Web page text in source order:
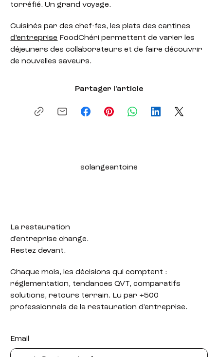
torréfié. Un grand voyage.
Cuisinés par des chef·fes, les plats descantines
d’entreprise FoodChéri permettent de varier les
déjeuners des collaborateurs et de faire découvrir
de nouvelles saveurs.
Partager l'article
solangeantoine
La restauration
d'entreprise change.
Restez devant.
Chaque mois, les décisions qui comptent :
réglementation, tendances QVT, comparatifs
solutions, retours terrain. Lu par +500
professionnels de la restauration d'entreprise.
Email